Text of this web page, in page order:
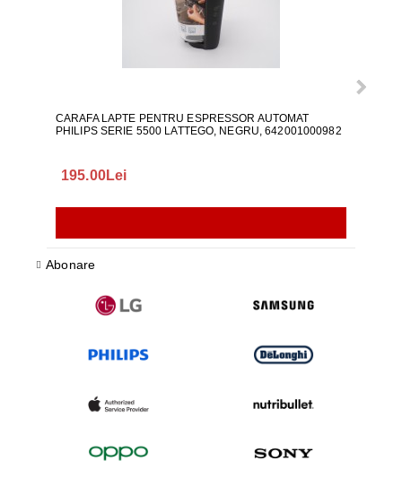
CARAFA LAPTE PENTRU ESPRESSOR AUTOMAT
PHILIPS SERIE 5500 LATTEGO, NEGRU, 642001000982
195.00Lei
Abonare